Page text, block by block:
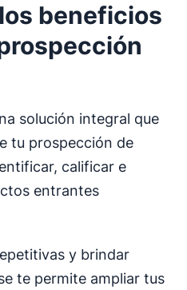
beneficios
solución integral que
tu prospección de
calificar e
entrantes
y brindar
te permite ampliar tus